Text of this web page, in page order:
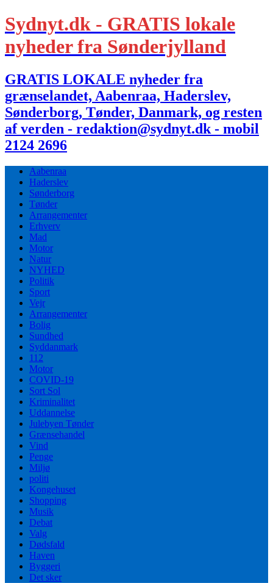
Sydnyt.dk - GRATIS lokale
nyheder fra Sønderjylland
GRATIS LOKALE nyheder fra
grænselandet, Aabenraa, Haderslev,
Sønderborg, Tønder, Danmark, og resten
af verden - redaktion@sydnyt.dk - mobil
2124 2696
Aabenraa
Haderslev
Sønderborg
Tønder
Arrangementer
Erhverv
Mad
Motor
Natur
NYHED
Politik
Sport
Vejr
Arrangementer
Bolig
Sundhed
Syddanmark
112
Motor
COVID-19
Sort Sol
Kriminalitet
Uddannelse
Julebyen Tønder
Grænsehandel
Vind
Penge
Miljø
politi
Kongehuset
Shopping
Musik
Debat
Valg
Dødsfald
Haven
Byggeri
Det sker